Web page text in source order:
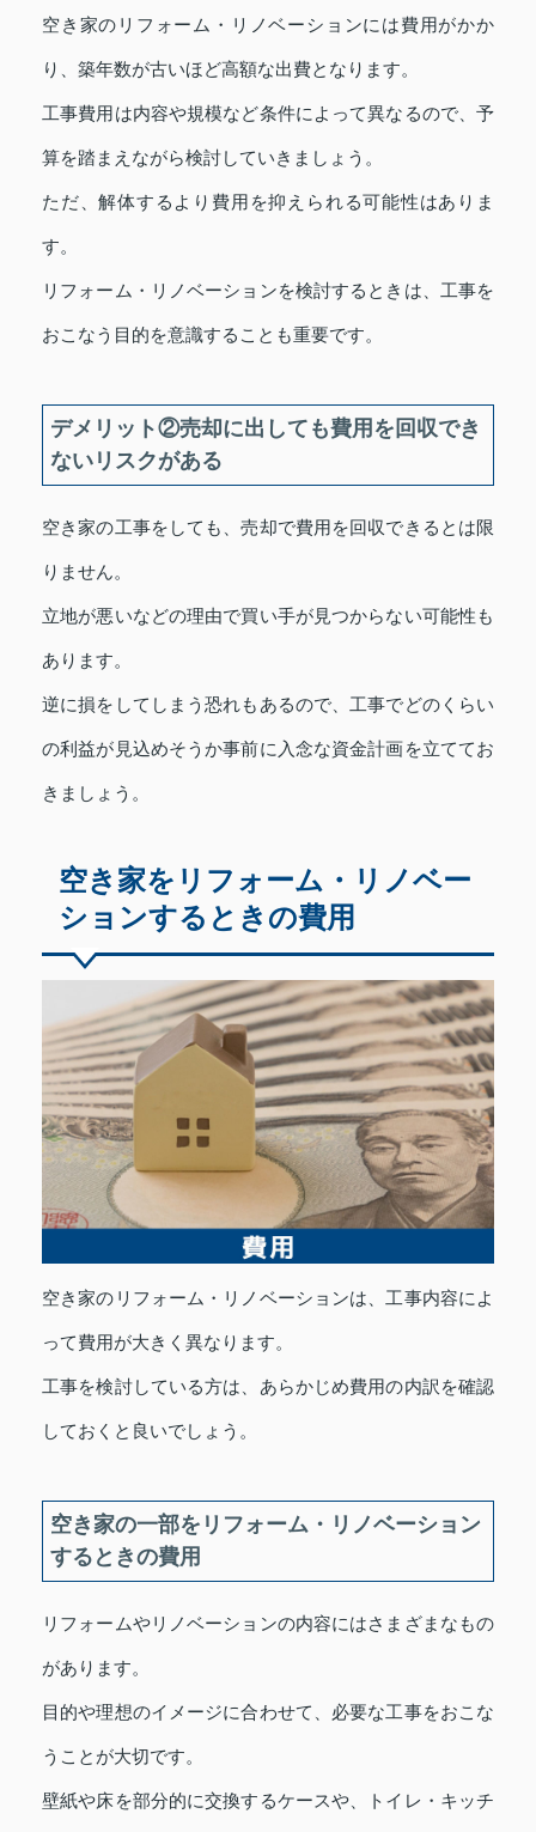
空き家のリフォーム・リノベーションには費用がかか
り、築年数が古いほど高額な出費となります。
工事費用は内容や規模など条件によって異なるので、予
算を踏まえながら検討していきましょう。
ただ、解体するより費用を抑えられる可能性はありま
す。
リフォーム・リノベーションを検討するときは、工事を
おこなう目的を意識することも重要です。
デメリット②売却に出しても費用を回収でき
ないリスクがある
空き家の工事をしても、売却で費用を回収できるとは限
りません。
立地が悪いなどの理由で買い手が見つからない可能性も
あります。
逆に損をしてしまう恐れもあるので、工事でどのくらい
の利益が見込めそうか事前に入念な資金計画を立ててお
きましょう。
空き家をリフォーム・リノベー
ションするときの費用
空き家のリフォーム・リノベーションは、工事内容によ
って費用が大きく異なります。
工事を検討している方は、あらかじめ費用の内訳を確認
しておくと良いでしょう。
空き家の一部をリフォーム・リノベーション
するときの費用
リフォームやリノベーションの内容にはさまざまなもの
があります。
目的や理想のイメージに合わせて、必要な工事をおこな
うことが大切です。
壁紙や床を部分的に交換するケースや、トイレ・キッチ